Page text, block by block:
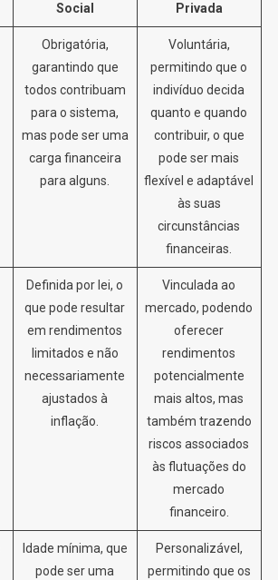
Social
Privada
Obrigatória,
garantindo que
todos contribuam
para o sistema,
mas pode ser uma
carga financeira
para alguns.
Voluntária,
permitindo que o
indivíduo decida
quanto e quando
contribuir, o que
pode ser mais
flexível e adaptável
às suas
circunstâncias
financeiras.
Definida por lei, o
que pode resultar
em rendimentos
limitados e não
necessariamente
ajustados à
inflação.
Vinculada ao
mercado, podendo
oferecer
rendimentos
potencialmente
mais altos, mas
também trazendo
riscos associados
às flutuações do
mercado
financeiro.
Idade mínima, que
pode ser uma
Personalizável,
permitindo que os